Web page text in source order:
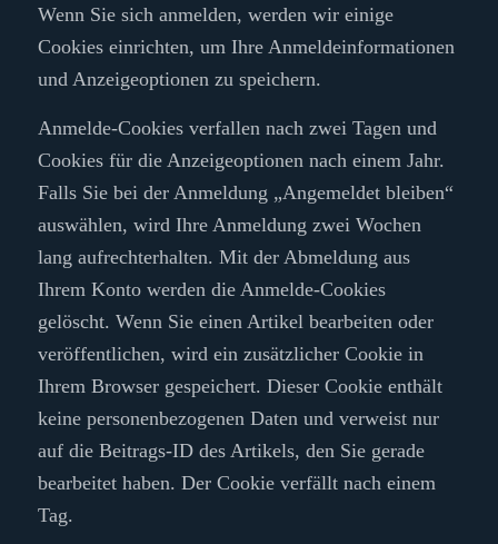
Wenn Sie sich anmelden, werden wir einige
Cookies einrichten, um Ihre Anmeldeinformationen
und Anzeigeoptionen zu speichern.
Anmelde-Cookies verfallen nach zwei Tagen und
Cookies für die Anzeigeoptionen nach einem Jahr.
Falls Sie bei der Anmeldung „Angemeldet bleiben“
auswählen, wird Ihre Anmeldung zwei Wochen
lang aufrechterhalten. Mit der Abmeldung aus
Ihrem Konto werden die Anmelde-Cookies
gelöscht. Wenn Sie einen Artikel bearbeiten oder
veröffentlichen, wird ein zusätzlicher Cookie in
Ihrem Browser gespeichert. Dieser Cookie enthält
keine personenbezogenen Daten und verweist nur
auf die Beitrags-ID des Artikels, den Sie gerade
bearbeitet haben. Der Cookie verfällt nach einem
Tag.